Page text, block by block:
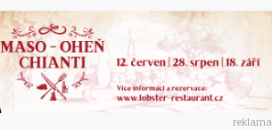
reklama